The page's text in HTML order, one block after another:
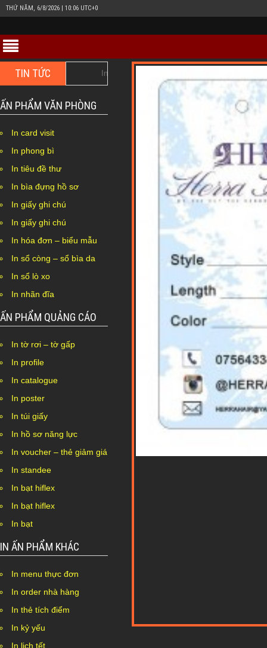
THỨ NĂM, 6/8/2026 | 10:06 UTC+0
TIN TỨC In hộp giấy Duplex bồi carton giá rẻ ở đâu Hà Nội??
ẤN PHẨM VĂN PHÒNG
In card visit
In phong bì
In tiêu đề thư
In bìa đựng hồ sơ
In giấy ghi chú
In giấy ghi chú
In hóa đơn – biểu mẫu
In sổ còng – sổ bìa da
In sổ lò xo
In nhãn đĩa
ẤN PHẨM QUẢNG CÁO
In tờ rơi – tờ gấp
In profile
In catalogue
In poster
In túi giấy
In hồ sơ năng lực
In voucher – thẻ giảm giá
In standee
In bạt hiflex
In bạt hiflex
In bạt
IN ẤN PHẨM KHÁC
In menu thực đơn
In order nhà hàng
In thẻ tích điểm
In kỷ yếu
In lịch tết